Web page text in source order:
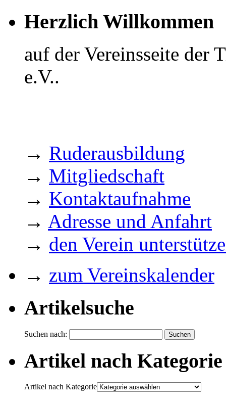
Herzlich Willkommen
auf der Vereinsseite der
e.V..
→ Ruderausbildung
→ Mitgliedschaft
→ Kontaktaufnahme
→ Adresse und Anfahrt
→ den Verein
→ zum Vereinskalender
Artikelsuche
Suchen nach:
Artikel nach Kategorie
Artikel nach Kategorie